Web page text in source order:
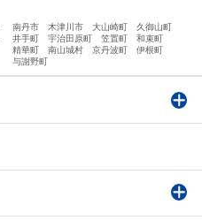
南丹市 木津川市 大山崎町
久御山町
井手町
宇治田原町 笠置町
和束町
精華町
南山城村 京丹波町
伊根町
与謝野町